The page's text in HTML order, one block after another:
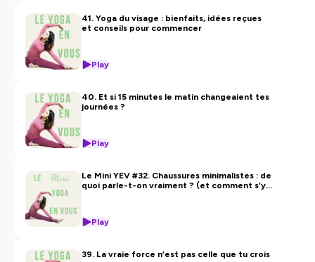
41. Yoga du visage : bienfaits, idées reçues
et conseils pour commencer
Play
40. Et si 15 minutes le matin changeaient tes
journées ?
Play
Le Mini YEV #32. Chaussures minimalistes : de
quoi parle-t-on vraiment ? (et comment s’y
Play
39. La vraie force n’est pas celle que tu crois